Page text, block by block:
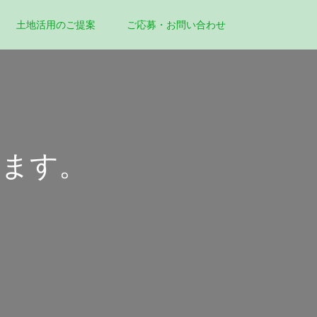
土地活用のご提案 ご応募・お問い合わせ
す。